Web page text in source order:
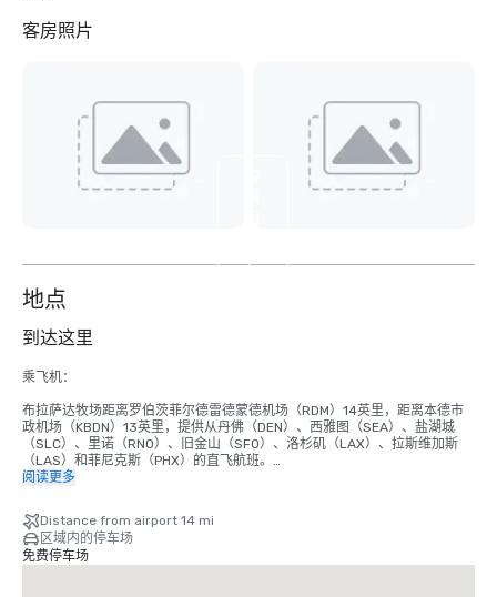
客房照片
9
地点
到达这里
乘飞机：
布拉萨达牧场距离罗伯茨菲尔德雷德蒙德机场（RDM）14英里，距离本德市
政机场（KBDN）13英里，提供从丹佛（DEN）、西雅图（SEA）、盐湖城
（SLC）、里诺（RNO）、旧金山（SFO）、洛杉矶（LAX）、拉斯维加斯
（LAS）和菲尼克斯（PHX）的直飞航班。
班车视供应情况而定，需要提供航班信息。
成本根据航天飞机的大小、季节和需求水平而波动。
阅读更多
Distance from airport 14 mi
区域内的停车场
免费停车场